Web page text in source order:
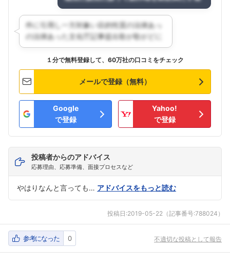
１分で無料登録して、60万社の口コミをチェック
メールで登録（無料）
Google
で登録
Yahoo!
で登録
投稿者からのアドバイス
応募理由、応募準備、面接プロセスなど
やはりなんと言っても… アドバイスをもっと読む
投稿日:2019-05-22 （記事番号:788024）
参考になった 0 不適切な投稿として報告